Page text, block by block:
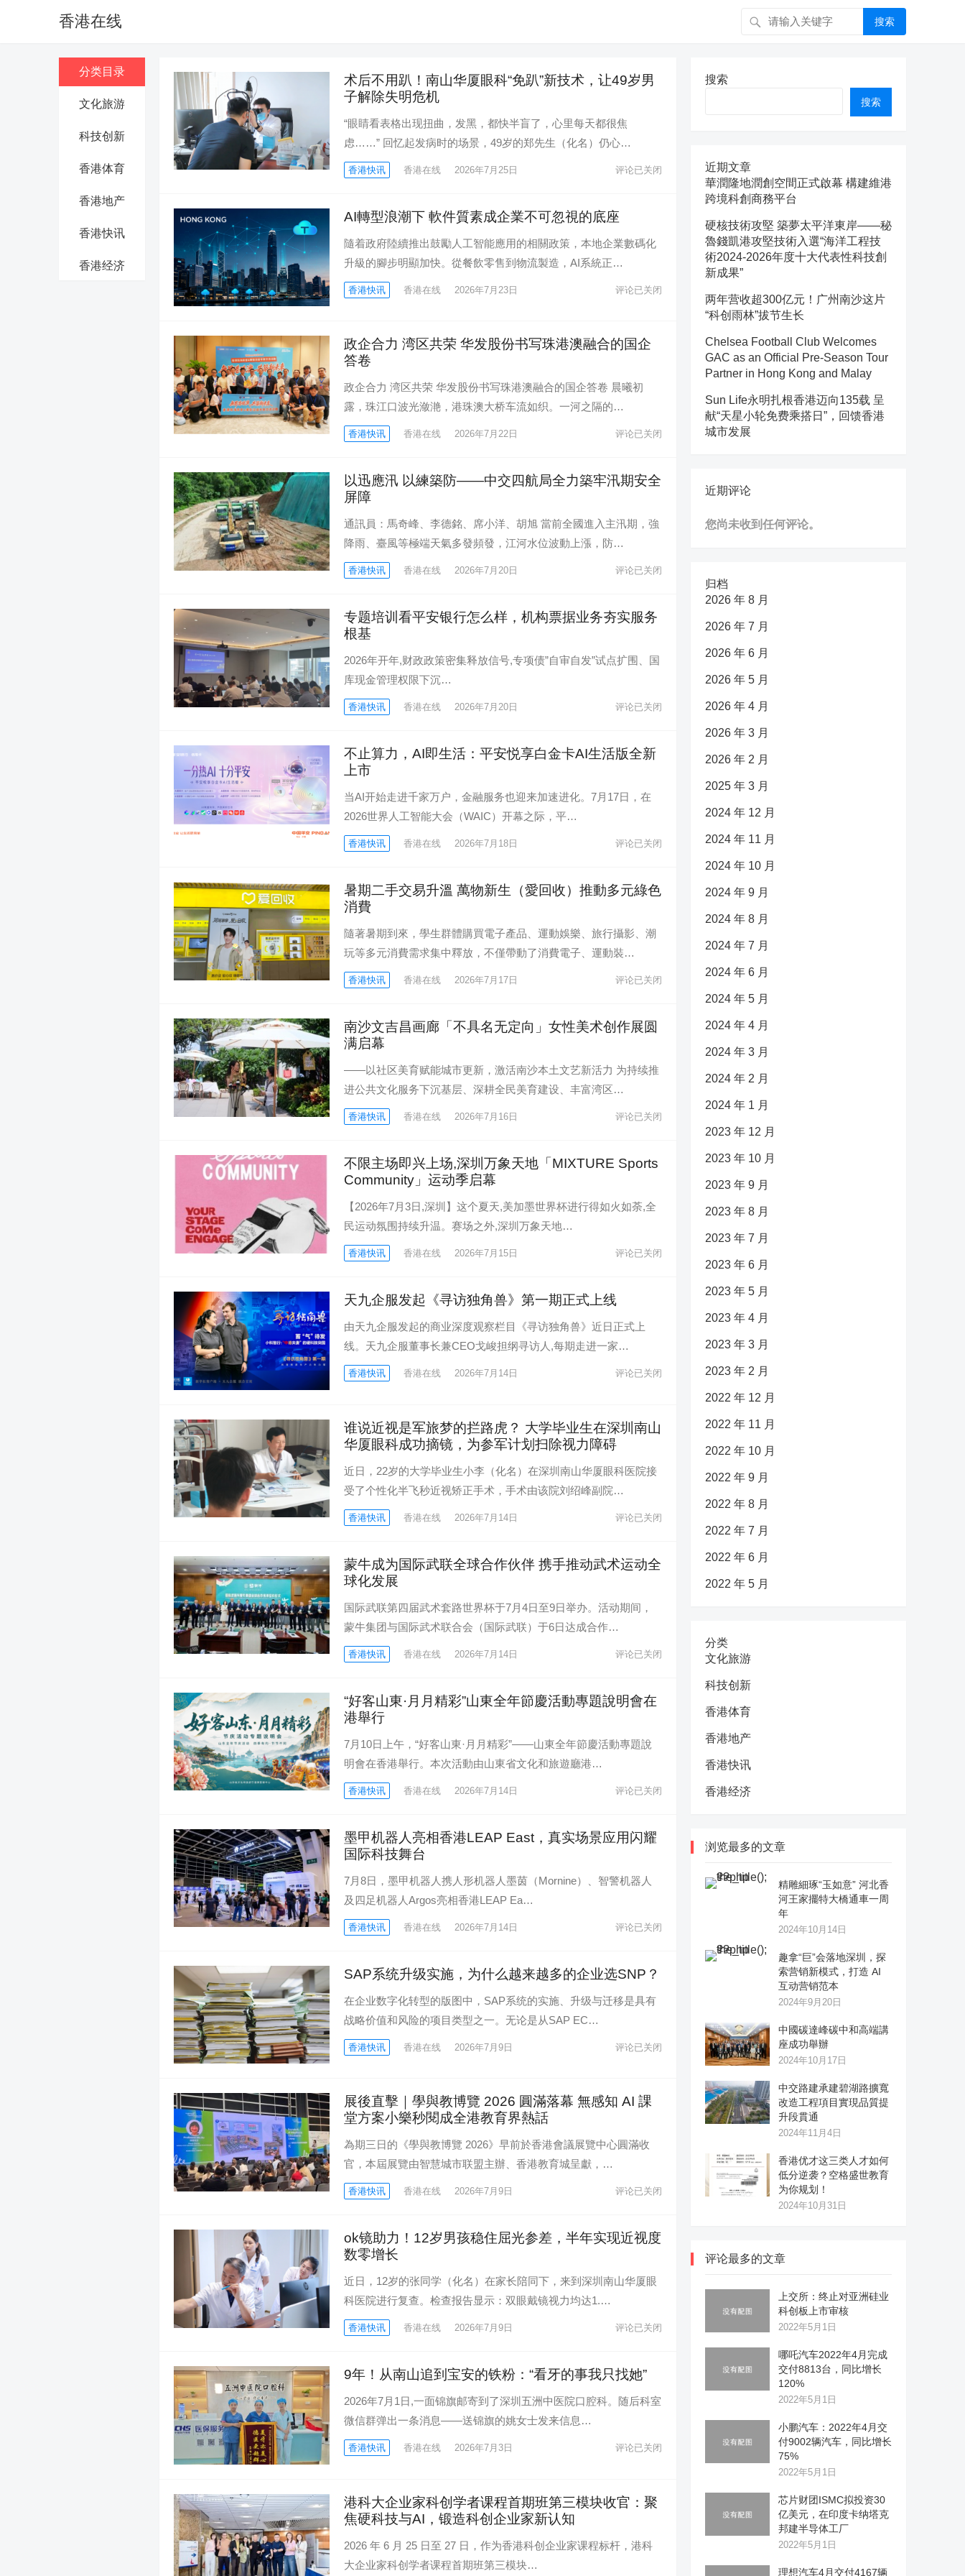
香港在线 搜索
分类目录
文化旅游
科技创新
香港体育
香港地产
香港快讯
香港经济
术后不用趴！南山华厦眼科“免趴”新技术，让49岁男
子解除失明危机
“眼睛看表格出现扭曲，发黑，都快半盲了，心里每天都很焦
虑……” 回忆起发病时的场景，49岁的郑先生（化名）仍心…
香港快讯 香港在线 2026年7月25日 评论已关闭
AI轉型浪潮下 軟件質素成企業不可忽視的底座
隨着政府陸續推出鼓勵人工智能應用的相關政策，本地企業數碼化
升級的腳步明顯加快。從餐飲零售到物流製造，AI系統正…
香港快讯 香港在线 2026年7月23日 评论已关闭
政企合力 湾区共荣 华发股份书写珠港澳融合的国企
答卷
政企合力 湾区共荣 华发股份书写珠港澳融合的国企答卷 晨曦初
露，珠江口波光潋滟，港珠澳大桥车流如织。一河之隔的…
香港快讯 香港在线 2026年7月22日 评论已关闭
以迅應汛 以練築防——中交四航局全力築牢汛期安全
屏障
通訊員：馬奇峰、李德銘、席小洋、胡旭 當前全國進入主汛期，強
降雨、臺風等極端天氣多發頻發，江河水位波動上漲，防…
香港快讯 香港在线 2026年7月20日 评论已关闭
专题培训看平安银行怎么样，机构票据业务夯实服务
根基
2026年开年,财政政策密集释放信号,专项债”自审自发”试点扩围、国
库现金管理权限下沉…
香港快讯 香港在线 2026年7月20日 评论已关闭
不止算力，AI即生活：平安悦享白金卡AI生活版全新
上市
当AI开始走进千家万户，金融服务也迎来加速进化。7月17日，在
2026世界人工智能大会（WAIC）开幕之际，平…
香港快讯 香港在线 2026年7月18日 评论已关闭
暑期二手交易升溫 萬物新生（愛回收）推動多元綠色
消費
隨著暑期到來，學生群體購買電子產品、運動娛樂、旅行攝影、潮
玩等多元消費需求集中釋放，不僅帶動了消費電子、運動裝…
香港快讯 香港在线 2026年7月17日 评论已关闭
南沙文吉昌画廊「不具名无定向」女性美术创作展圆
满启幕
——以社区美育赋能城市更新，激活南沙本土文艺新活力 为持续推
进公共文化服务下沉基层、深耕全民美育建设、丰富湾区…
香港快讯 香港在线 2026年7月16日 评论已关闭
不限主场即兴上场,深圳万象天地「MIXTURE Sports
Community」运动季启幕
【2026年7月3日,深圳】这个夏天,美加墨世界杯进行得如火如荼,全
民运动氛围持续升温。赛场之外,深圳万象天地…
香港快讯 香港在线 2026年7月15日 评论已关闭
天九企服发起《寻访独角兽》第一期正式上线
由天九企服发起的商业深度观察栏目《寻访独角兽》近日正式上
线。天九企服董事长兼CEO戈峻担纲寻访人,每期走进一家…
香港快讯 香港在线 2026年7月14日 评论已关闭
谁说近视是军旅梦的拦路虎？ 大学毕业生在深圳南山
华厦眼科成功摘镜，为参军计划扫除视力障碍
近日，22岁的大学毕业生小李（化名）在深圳南山华厦眼科医院接
受了个性化半飞秒近视矫正手术，手术由该院刘绍峰副院…
香港快讯 香港在线 2026年7月14日 评论已关闭
蒙牛成为国际武联全球合作伙伴 携手推动武术运动全
球化发展
国际武联第四届武术套路世界杯于7月4日至9日举办。活动期间，
蒙牛集团与国际武术联合会（国际武联）于6日达成合作…
香港快讯 香港在线 2026年7月14日 评论已关闭
“好客山東·月月精彩”山東全年節慶活動專題說明會在
港舉行
7月10日上午，“好客山東·月月精彩”——山東全年節慶活動專題說
明會在香港舉行。本次活動由山東省文化和旅遊廳港…
香港快讯 香港在线 2026年7月14日 评论已关闭
墨甲机器人亮相香港LEAP East，真实场景应用闪耀
国际科技舞台
7月8日，墨甲机器人携人形机器人墨茵（Mornine）、智警机器人
及四足机器人Argos亮相香港LEAP Ea…
香港快讯 香港在线 2026年7月14日 评论已关闭
SAP系统升级实施，为什么越来越多的企业选SNP？
在企业数字化转型的版图中，SAP系统的实施、升级与迁移是具有
战略价值和风险的项目类型之一。无论是从SAP EC…
香港快讯 香港在线 2026年7月9日 评论已关闭
展後直擊｜學與教博覽 2026 圓滿落幕 無感知 AI 課
堂方案小樂秒閱成全港教育界熱話
為期三日的《學與教博覽 2026》早前於香港會議展覽中心圓滿收
官，本屆展覽由智慧城市联盟主辦、香港教育城呈獻，…
香港快讯 香港在线 2026年7月9日 评论已关闭
ok镜助力！12岁男孩稳住屈光参差，半年实现近视度
数零增长
近日，12岁的张同学（化名）在家长陪同下，来到深圳南山华厦眼
科医院进行复查。检查报告显示：双眼戴镜视力均达1.…
香港快讯 香港在线 2026年7月9日 评论已关闭
9年！从南山追到宝安的铁粉：“看牙的事我只找她”
2026年7月1日,一面锦旗邮寄到了深圳五洲中医院口腔科。随后科室
微信群弹出一条消息——送锦旗的姚女士发来信息…
香港快讯 香港在线 2026年7月3日 评论已关闭
港科大企业家科创学者课程首期班第三模块收官：聚
焦硬科技与AI，锻造科创企业家新认知
2026 年 6 月 25 日至 27 日，作为香港科创企业家课程标杆，港科
大企业家科创学者课程首期班第三模块…
搜索
搜索
近期文章
華潤隆地潤創空間正式啟幕 構建維港
跨境科創商務平台
硬核技術攻堅 築夢太平洋東岸——秘
魯錢凱港攻堅技術入選“海洋工程技
術2024-2026年度十大代表性科技創
新成果”
两年营收超300亿元！广州南沙这片
“科创雨林”拔节生长
Chelsea Football Club Welcomes
GAC as an Official Pre-Season Tour
Partner in Hong Kong and Malay
Sun Life永明扎根香港迈向135载 呈
献“天星小轮免费乘搭日”，回馈香港
城市发展
近期评论
您尚未收到任何评论。
归档
2026 年 8 月
2026 年 7 月
2026 年 6 月
2026 年 5 月
2026 年 4 月
2026 年 3 月
2026 年 2 月
2025 年 3 月
2024 年 12 月
2024 年 11 月
2024 年 10 月
2024 年 9 月
2024 年 8 月
2024 年 7 月
2024 年 6 月
2024 年 5 月
2024 年 4 月
2024 年 3 月
2024 年 2 月
2024 年 1 月
2023 年 12 月
2023 年 10 月
2023 年 9 月
2023 年 8 月
2023 年 7 月
2023 年 6 月
2023 年 5 月
2023 年 4 月
2023 年 3 月
2023 年 2 月
2022 年 12 月
2022 年 11 月
2022 年 10 月
2022 年 9 月
2022 年 8 月
2022 年 7 月
2022 年 6 月
2022 年 5 月
分类
文化旅游
科技创新
香港体育
香港地产
香港快讯
香港经济
浏览最多的文章
精雕細琢“玉如意” 河北香
河王家擺特大橋通車一周
年
2024年10月14日
趣拿“巨”会落地深圳，探
索营销新模式，打造 AI
互动营销范本
2024年9月20日
中國碳達峰碳中和高端講
座成功舉辦
2024年10月17日
中交路建承建碧湖路擴寬
改造工程項目實現品質提
升段貫通
2024年11月4日
香港优才这三类人才如何
低分逆袭？空格盛世教育
为你规划！
2024年10月31日
评论最多的文章
上交所：终止对亚洲硅业
科创板上市审核
2022年5月1日
哪吒汽车2022年4月完成
交付8813台，同比增长
120%
2022年5月1日
小鹏汽车：2022年4月交
付9002辆汽车，同比增长
75%
2022年5月1日
芯片财团ISMC拟投资30
亿美元，在印度卡纳塔克
邦建半导体工厂
2022年5月1日
理想汽车4月交付4167辆